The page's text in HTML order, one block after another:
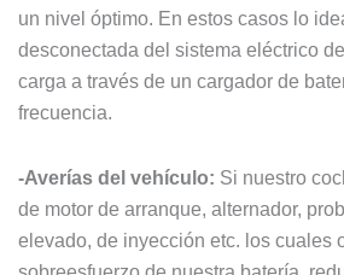
un nivel óptimo. En estos casos lo
desconectada del sistema eléctrico
carga a través de un cargador de
frecuencia.
-Averías del vehículo: Si nuestro
de motor de arranque, alternador,
elevado, de inyección etc. los cuales